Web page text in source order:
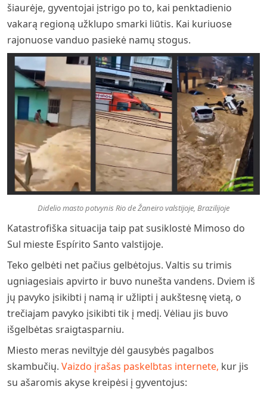
šiaurėje, gyventojai įstrigo po to, kai penktadienio
vakarą regioną užklupo smarki liūtis. Kai kuriuose
rajonuose vanduo pasiekė namų stogus.
Didelio masto potvynis Rio de Žaneiro valstijoje, Brazilijoje
Katastrofiška situacija taip pat susiklostė Mimoso do
Sul mieste Espírito Santo valstijoje.
Teko gelbėti net pačius gelbėtojus. Valtis su trimis
ugniagesiais apvirto ir buvo nunešta vandens. Dviem iš
jų pavyko įsikibti į namą ir užlipti į aukštesnę vietą, o
trečiajam pavyko įsikibti tik į medį. Vėliau jis buvo
išgelbėtas sraigtasparniu.
Miesto meras neviltyje dėl gausybės pagalbos
skambučių. Vaizdo įrašas paskelbtas internete, kur jis
su ašaromis akyse kreipėsi į gyventojus: